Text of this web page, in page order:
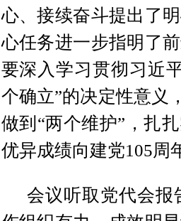
心、接续奋斗提出了
心任务进一步指明了
要深入学习贯彻习近
个确立”的决定性意义
做到“两个维护”，扎
优异成绩向建党105周
会议听取党代会报